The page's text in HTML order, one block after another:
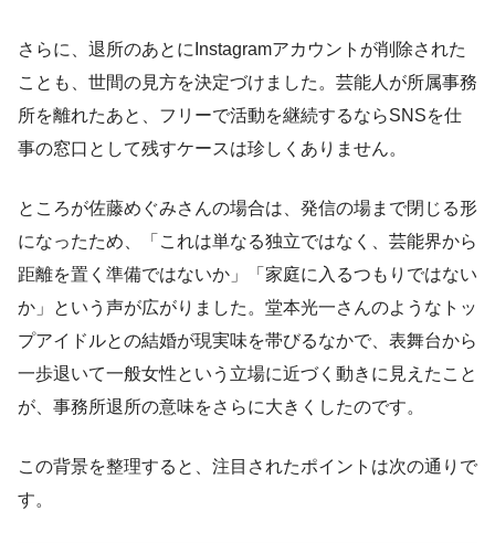
さらに、退所のあとにInstagramアカウントが削除された
ことも、世間の見方を決定づけました。芸能人が所属事務
所を離れたあと、フリーで活動を継続するならSNSを仕
事の窓口として残すケースは珍しくありません。
ところが佐藤めぐみさんの場合は、発信の場まで閉じる形
になったため、「これは単なる独立ではなく、芸能界から
距離を置く準備ではないか」「家庭に入るつもりではない
か」という声が広がりました。堂本光一さんのようなトッ
プアイドルとの結婚が現実味を帯びるなかで、表舞台から
一歩退いて一般女性という立場に近づく動きに見えたこと
が、事務所退所の意味をさらに大きくしたのです。
この背景を整理すると、注目されたポイントは次の通りで
す。